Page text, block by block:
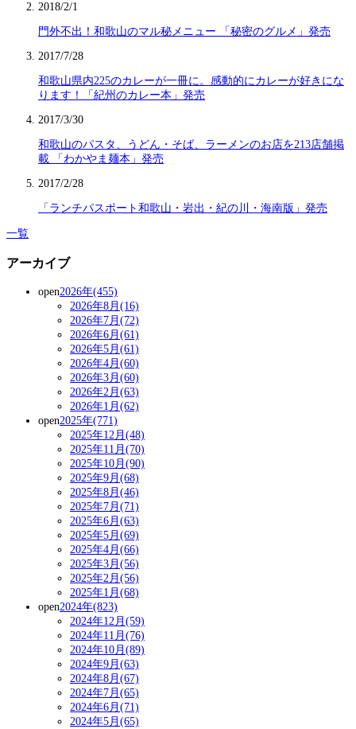
2018/2/1
門外不出！和歌山のマル秘メニュー 「秘密のグルメ」発売
2017/7/28
和歌山県内225のカレーが一冊に。感動的にカレーが好きにな
ります！「紀州のカレー本」発売
2017/3/30
和歌山のパスタ、うどん・そば、ラーメンのお店を213店舗掲
載 「わかやま麺本」発売
2017/2/28
「ランチパスポート和歌山・岩出・紀の川・海南版」発売
一覧
アーカイブ
open2026年(455)
2026年8月(16)
2026年7月(72)
2026年6月(61)
2026年5月(61)
2026年4月(60)
2026年3月(60)
2026年2月(63)
2026年1月(62)
open2025年(771)
2025年12月(48)
2025年11月(70)
2025年10月(90)
2025年9月(68)
2025年8月(46)
2025年7月(71)
2025年6月(63)
2025年5月(69)
2025年4月(66)
2025年3月(56)
2025年2月(56)
2025年1月(68)
open2024年(823)
2024年12月(59)
2024年11月(76)
2024年10月(89)
2024年9月(63)
2024年8月(67)
2024年7月(65)
2024年6月(71)
2024年5月(65)